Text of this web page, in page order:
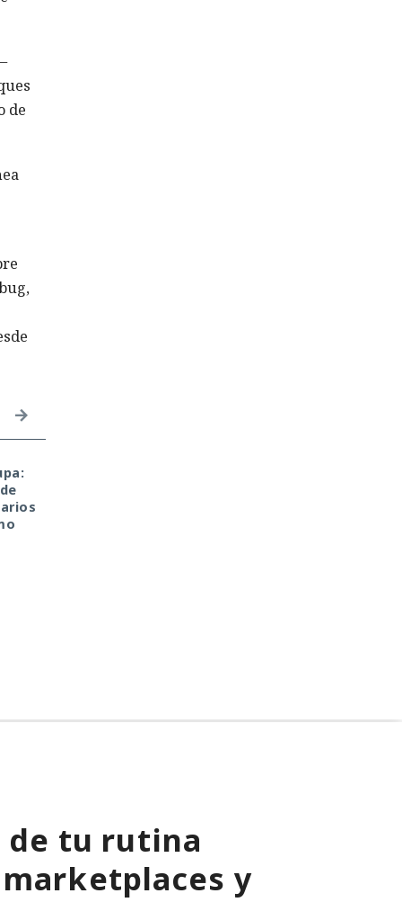
de
de tu rutina
y